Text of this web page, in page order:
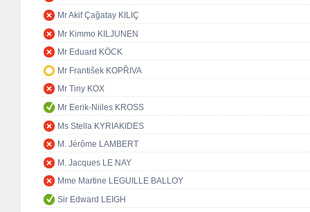
Mr Akif Çağatay KILIÇ
Mr Kimmo KILJUNEN
Mr Eduard KÖCK
Mr František KOPŘIVA
Mr Tiny KOX
Mr Eerik-Niiles KROSS
Ms Stella KYRIAKIDES
M. Jérôme LAMBERT
M. Jacques LE NAY
Mme Martine LEGUILLE BALLOY
Sir Edward LEIGH